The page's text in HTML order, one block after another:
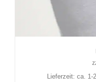
White
Lieferzeit: ca. 1-